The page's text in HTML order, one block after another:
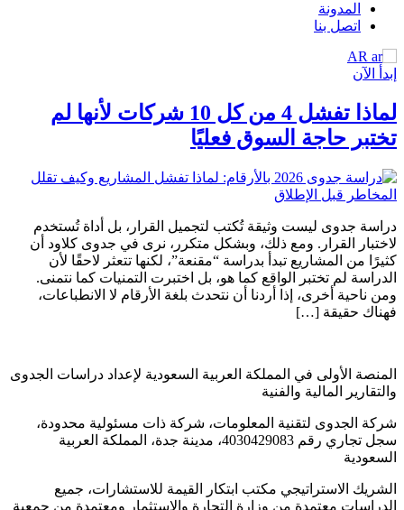
المدونة
اتصل بنا
AR
إبدأ الآن
لماذا تفشل 4 من كل 10 شركات لأنها لم
تختبر حاجة السوق فعليًا
دراسة جدوى ليست وثيقة تُكتب لتجميل القرار، بل أداة تُستخدم
لاختبار القرار. ومع ذلك، وبشكل متكرر، نرى في جدوى كلاود أن
كثيرًا من المشاريع تبدأ بدراسة “مقنعة”، لكنها تتعثر لاحقًا لأن
الدراسة لم تختبر الواقع كما هو، بل اختبرت التمنيات كما نتمنى.
ومن ناحية أخرى، إذا أردنا أن نتحدث بلغة الأرقام لا الانطباعات،
فهناك حقيقة […]
المنصة الأولى في المملكة العربية السعودية لإعداد دراسات الجدوى
والتقارير المالية والفنية
شركة الجدوى لتقنية المعلومات، شركة ذات مسئولية محدودة،
سجل تجاري رقم 4030429083، مدينة جدة، المملكة العربية
السعودية
الشريك الاستراتيجي مكتب ابتكار القيمة للاستشارات، جميع
الدراسات معتمدة من وزارة التجارة والاستثمار ومعتمدة من جمعية